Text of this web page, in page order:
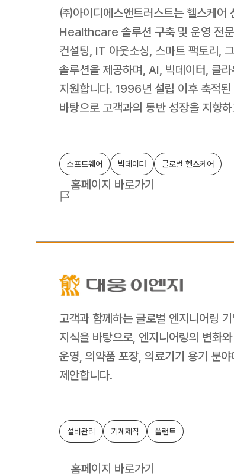
㈜아이디에스앤트러스트는 헬스케어
Healthcare 솔루션 구축 및 운영 전
컨설팅, IT 아웃소싱, 스마트 팩토리,
솔루션을 제공하며, AI, 빅데이터, 클
지원합니다. 1996년 설립 이후 축적
바탕으로 고객과의 동반 성장을 지향
소프트웨어 빅데이터 글로벌 헬스케어
홈페이지 바로가기
고객과 함께하는 글로벌 엔지니어링
지식을 바탕으로, 엔지니어링의 변화
운영, 의약품 포장, 의료기기 용기 분
제안합니다.
설비관리 기계제작 플랜트
홈페이지 바로가기